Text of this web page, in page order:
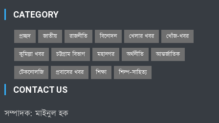
CATEGORY
প্রচ্ছদ জাতীয় রাজনীতি বিনোদন খেলার খবর খোঁজ-খবর
কুমিল্লা খবর চট্টগ্রাম বিভাগ মহানগর অর্থনীতি আন্তর্জাতিক
টেকনোলজি প্রবাসের খবর শিক্ষা শিল্প-সাহিত্য
CONTACT US
সম্পাদক: মাইনুল হক